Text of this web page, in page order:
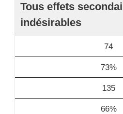
Tous effets
indésirables
74
73%
135
66%